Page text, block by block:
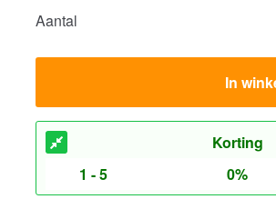
Aantal
In
Korting
1 - 5
0%